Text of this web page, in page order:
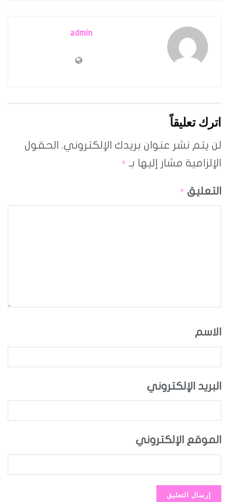
admin
اترك تعليقاً
لن يتم نشر عنوان بريدك الإلكتروني. الحقول
الإلزامية مشار إليها بـ *
التعليق *
الاسم
البريد الإلكتروني
الموقع الإلكتروني